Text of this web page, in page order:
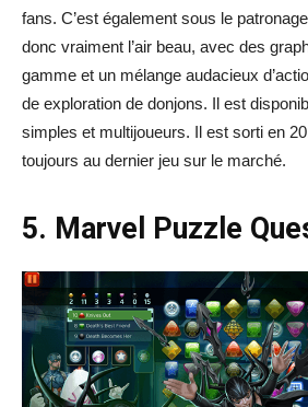
fans. C’est également sous le
donc vraiment l’air beau, avec des
gamme et un mélange audacieux
de exploration de donjons. Il est
simples et multijoueurs. Il est sorti en
toujours au dernier jeu sur le marché.
5. Marvel Puzzle